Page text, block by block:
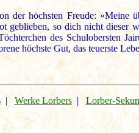
der höchsten Freude: »Meine
geblieben, so dich nicht
des Schulobersten
höchste Gut, das teuerste
|Werke Lorbers| Lorber-